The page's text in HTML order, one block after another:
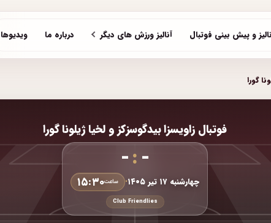
و پیش بینی فوتبال آنالیز ورزش های دیگر درباره ما ویدیوها
گورا
فوتبال زاویسزا بیدگوسزکز و لخیا ژیلونا گورا
-:-
چهارشنبه ۱۷ تیر ۱۴۰۵ • ساعت۱۵:۳۰
Club Friendlies